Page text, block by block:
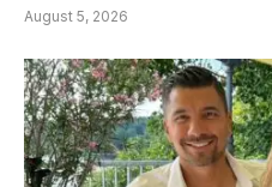
August 5, 2026